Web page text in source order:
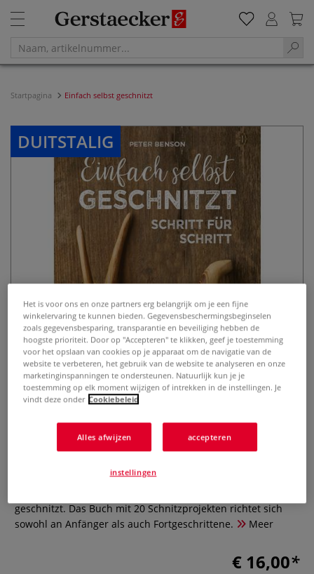
Startpagina Einfach selbst geschnitzt
DUITSTALIG
Einfach selbst geschnitzt
0 Beoordeling
geschnitzt. Das Buch mit 20 Schnitzprojekten richtet sich
sowohl an Anfänger als auch Fortgeschrittene.
Meer
€ 16,00
Het is voor ons en onze partners erg belangrijk om je een fijne
winkelervaring te kunnen bieden. Gegevensbeschermingsbeginselen
zoals gegevensbesparing, transparantie en beveiliging hebben de
hoogste prioriteit. Door op "Accepteren" te klikken, geef je toestemming
voor het opslaan van cookies op je apparaat om de navigatie van de
website te verbeteren, het gebruik van de website te analyseren en onze
marketinginspanningen te ondersteunen. Natuurlijk kun je je
toestemming op elk moment wijzigen of intrekken in de instellingen. Je
vindt deze onder Cookiebeleid
Alles afwijzen accepteren
instellingen